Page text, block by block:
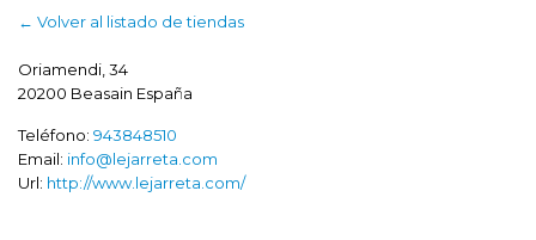
← Volver al listado de tiendas
Oriamendi, 34
20200 Beasain España
Teléfono: 943848510
Email: info@lejarreta.com
Url: http://www.lejarreta.com/